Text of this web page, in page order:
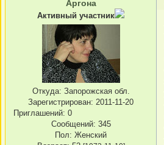
Аргона
Активный участник
Откуда: Запорожская обл.
Зарегистрирован: 2011-11-20
Приглашений: 0
Сообщений: 345
Пол: Женский